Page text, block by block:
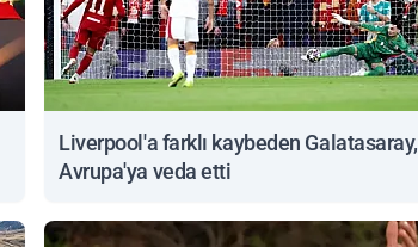
Liverpool'a farklı kaybeden Galatasaray,
Avrupa'ya veda etti